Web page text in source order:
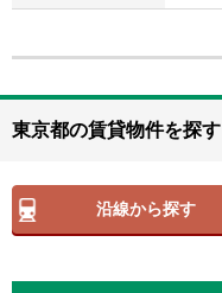
東京都の賃貸物件を探す
沿線から探す